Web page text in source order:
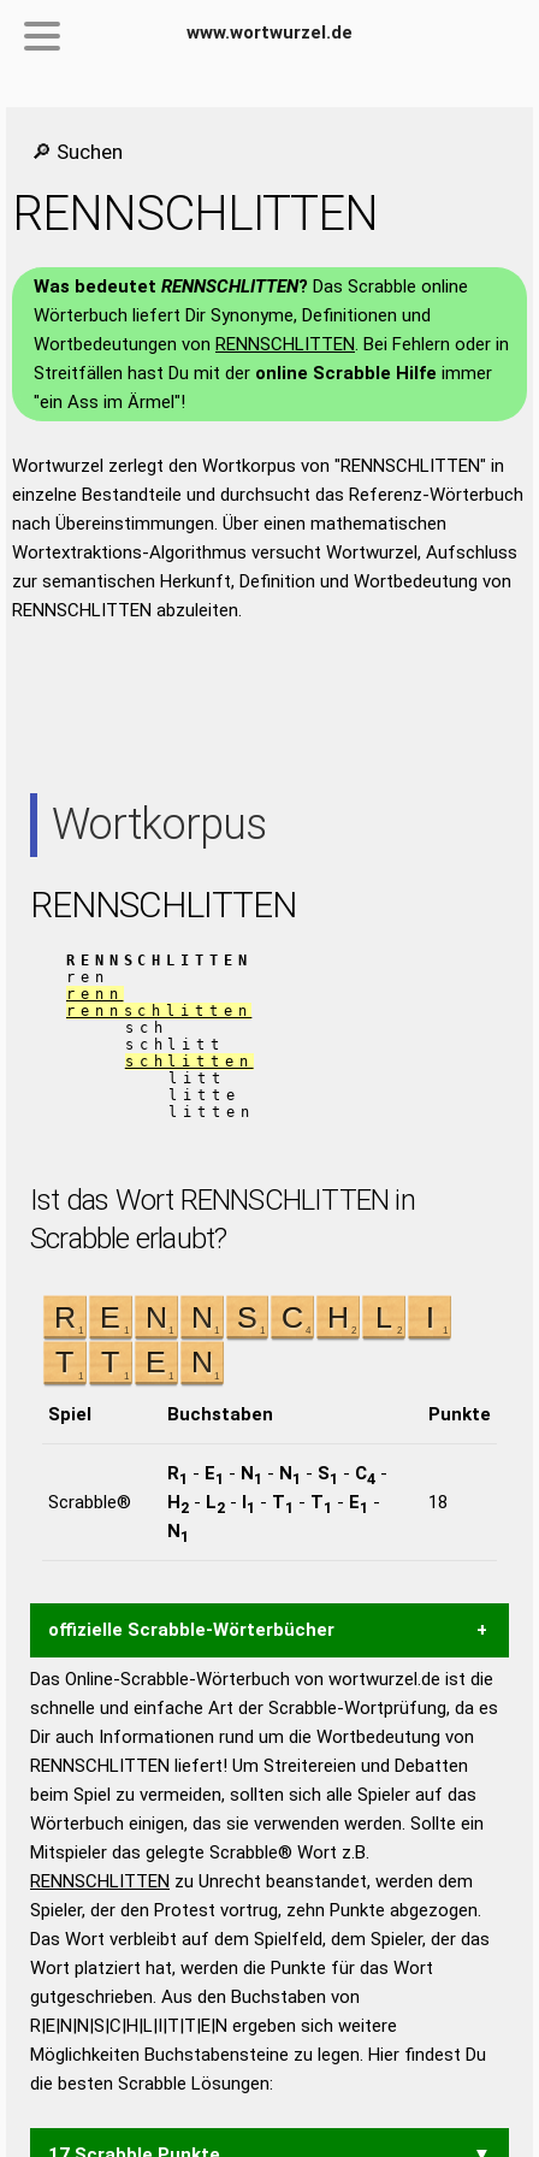
www.wortwurzel.de
🔎 Suchen
RENNSCHLITTEN
Was bedeutet RENNSCHLITTEN? Das Scrabble online
Wörterbuch liefert Dir Synonyme, Definitionen und
Wortbedeutungen von RENNSCHLITTEN. Bei Fehlern oder in
Streitfällen hast Du mit der online Scrabble Hilfe immer
"ein Ass im Ärmel"!
Wortwurzel zerlegt den Wortkorpus von "RENNSCHLITTEN" in
einzelne Bestandteile und durchsucht das Referenz-Wörterbuch
nach Übereinstimmungen. Über einen mathematischen
Wortextraktions-Algorithmus versucht Wortwurzel, Aufschluss
zur semantischen Herkunft, Definition und Wortbedeutung von
RENNSCHLITTEN abzuleiten.
Wortkorpus
RENNSCHLITTEN
RENNSCHLITTEN
ren
renn
rennschlitten
sch
schlitt
schlitten
litt
litte
litten
Ist das Wort RENNSCHLITTEN in
Scrabble erlaubt?
Spiel Buchstaben Punkte
Scrabble®
R1 - E1 - N1 - N1 - S1 - C4 -
H2 - L2 - I1 - T1 - T1 - E1 -
N1
18
offizielle Scrabble-Wörterbücher
Wortwurzel liefert mit Hilfe eines semantischen
Wortanalyse-Algorithmus gute Anhaltspunkte zu
Wortbedeutung, Worttrennung und Wortform, um die
Gültigkeit eines Wortes für das Scrabble-Spiel zu
bestimmen! zugelassene Turnier Scrabble-
Wörterbücher sind:
Duden – Standardwerk in 12 Bänden
Duden – Richtiges und gutes
Deutsch
Duden – Die deutsche Grammatik
Duden – Deutsches
Universalwörterbuch
Das Online-Scrabble-Wörterbuch von wortwurzel.de ist die
schnelle und einfache Art der Scrabble-Wortprüfung, da es
Dir auch Informationen rund um die Wortbedeutung von
RENNSCHLITTEN liefert! Um Streitereien und Debatten
beim Spiel zu vermeiden, sollten sich alle Spieler auf das
Wörterbuch einigen, das sie verwenden werden. Sollte ein
Mitspieler das gelegte Scrabble® Wort z.B.
RENNSCHLITTEN zu Unrecht beanstandet, werden dem
Spieler, der den Protest vortrug, zehn Punkte abgezogen.
Das Wort verbleibt auf dem Spielfeld, dem Spieler, der das
Wort platziert hat, werden die Punkte für das Wort
gutgeschrieben. Aus den Buchstaben von
R|E|N|N|S|C|H|L|I|T|T|E|N ergeben sich weitere
Möglichkeiten Buchstabensteine zu legen. Hier findest Du
die besten Scrabble Lösungen: